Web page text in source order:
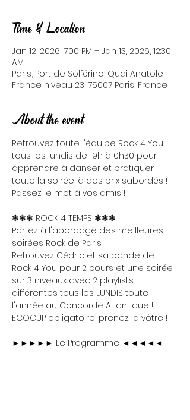
Time & Location
Jan 12, 2026, 7:00 PM – Jan 13, 2026, 12:30
AM
Paris, Port de Solférino, Quai Anatole
France niveau 23, 75007 Paris, France
About the event
Retrouvez toute l'équipe Rock 4 You
tous les lundis de 19h à 0h30 pour
apprendre à danser et pratiquer
toute la soirée, à des prix sabordés !
Passez le mot à vos amis !!!
❃❃❃ ROCK 4 TEMPS ❃❃❃
Partez à l'abordage des meilleures
soirées Rock de Paris !
Retrouvez Cédric et sa bande de
Rock 4 You pour 2 cours et une soirée
sur 3 niveaux avec 2 playlists
différentes tous les LUNDIS toute
l'année au Concorde Atlantique !
ECOCUP obligatoire, prenez la vôtre !
►►►►► Le Programme ◄◄◄◄◄